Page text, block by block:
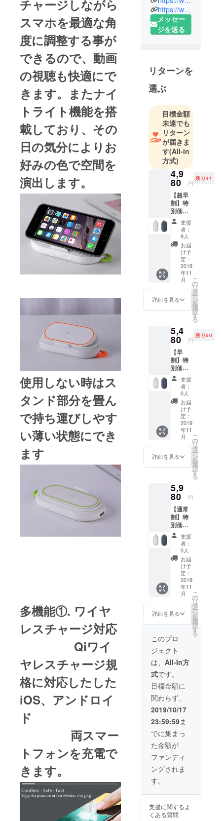
チャージしながら
スマホを最適な角
度に調整する事が
できるので、動画
の視聴も快適にで
きます。またナイ
トライト機能を搭
載しており、その
日の気分によりお
好みの色で空間を
演出します。
使用しない時はス
タンド部分を畳ん
で持ち運びしやす
い薄い状態にでき
ます
多機能①. ワイヤ
レスチャージ対応
Qiワイ
ヤレスチャージ規
格に対応したした
iOS、アンドロイ
ド
両スマー
トフォンを充電で
きます。
に日商Pro映
像株式会社
を設立。
年を迎えま
した。日本
から海外へ
外から日本
への輸入、
撮影関連機
器の双方向
貿易をメイ
ンに行って
います。
2019年から
撮影関連機
器以外の分
野に、積極
的に取り組
https://www.instagram.com/shinichi3145/
メッセー
ジを送る
リターンを
選ぶ
目標金額
未達でも
リターン
が届きま
す(All-in
方式)
4,9
80 円
残り41
【超早
割】特
別価
格 予
定販売
価格の
33%引
能ワイ
ヤレス
チャー
ジャー
スマホ
スタン
ド 1台
支援
者：
9人
お届
け予
定：
2019
年11
月
詳細を見る
こ
の
リ
タ
ー
ン
を
選
択
す
る
5,4
80 円
残り50
【早
割】特
別価
格 予
定販売
価格の
27%引
能ワイ
ヤレス
チャー
ジャー
スマホ
スタン
ド 1台
支援
者：
0人
お届
け予
定：
2019
年11
月
詳細を見る
こ
の
リ
タ
ー
ン
を
選
択
す
る
5,9
80 円
【通常
割】特
別価
格 予
定販売
価格の
20%引
能ワイ
ヤレス
チャー
ジャー
スマホ
スタン
ド 1台
支援
者：
0人
お届
け予
定：
2019
年11
月
詳細を見る
こ
の
リ
タ
ー
ン
を
選
択
す
る
このプロ
ジェクト
は、 All-In方
式です。
目標金額に
関わらず、
2019/10/17
23:59:59ま
でに集まっ
た金額が
ファンディ
ングされま
す。
支援に関するよ
くある質問